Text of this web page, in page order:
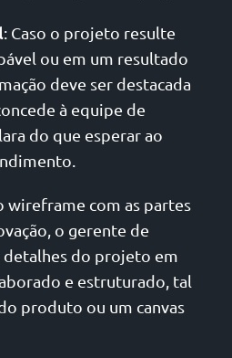
: Caso o projeto resulte
ou em um resultado
deve ser destacada
à equipe de
do que esperar ao
wireframe com as partes
o gerente de
do projeto em
e estruturado, tal
produto ou um canvas